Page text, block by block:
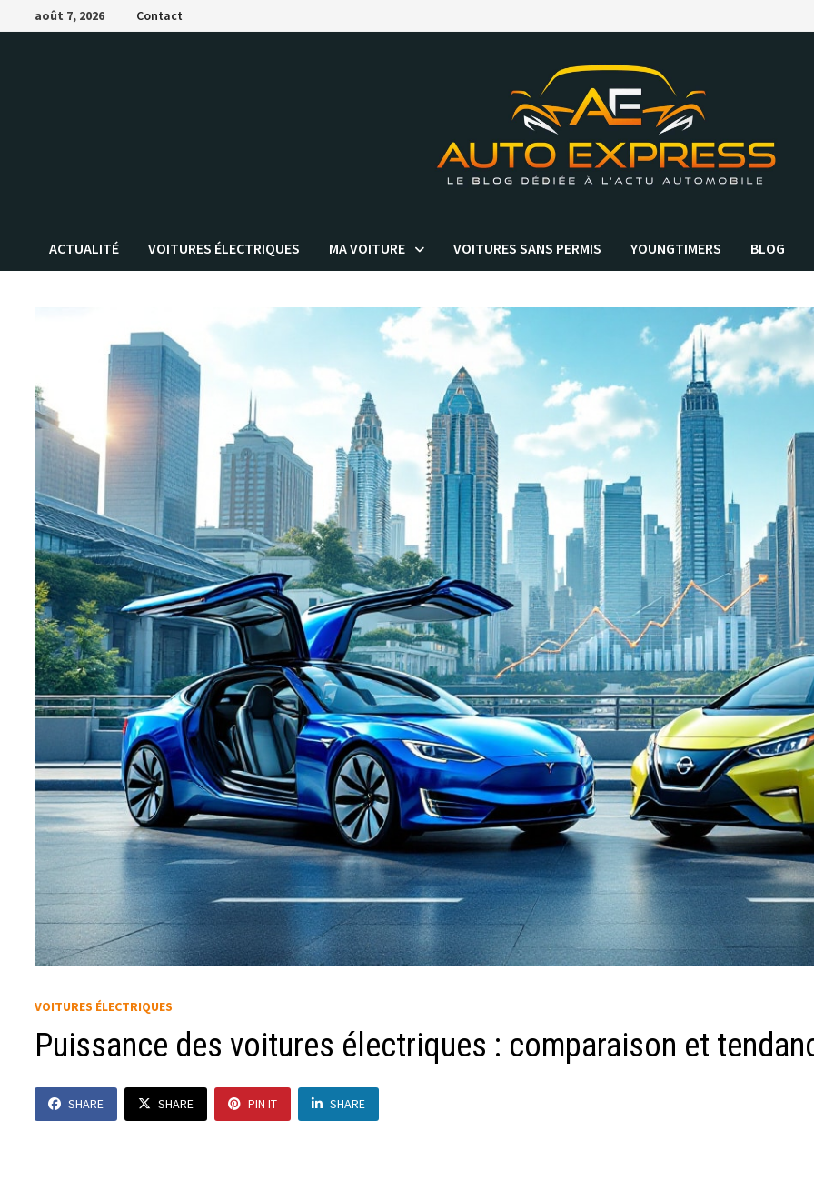
Passer
au
août 7, 2026 Contact
ACTUALITÉ VOITURES ÉLECTRIQUES MA VOITURE VOITURES SANS PERMIS YOUNGTIMERS BLOG
VOITURES ÉLECTRIQUES
Puissance des voitures électriques : comparaison et
SHARE SHARE PIN IT SHARE